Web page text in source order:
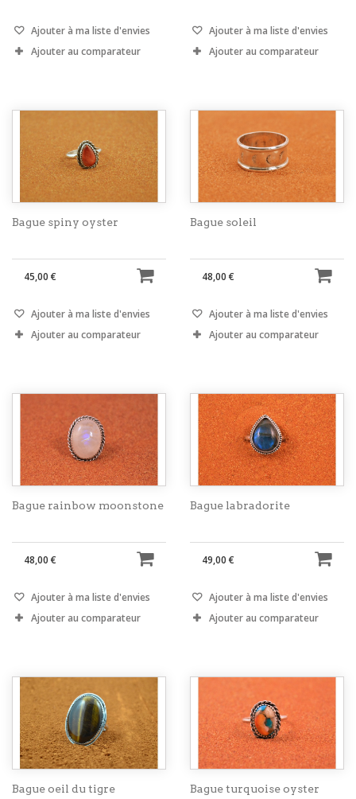
Ajouter à ma liste d'envies
Ajouter au comparateur
Ajouter à ma liste d'envies
Ajouter au comparateur
Bague spiny oyster
45,00 €
Ajouter à ma liste d'envies
Ajouter au comparateur
Bague soleil
48,00 €
Ajouter à ma liste d'envies
Ajouter au comparateur
Bague rainbow moonstone
48,00 €
Ajouter à ma liste d'envies
Ajouter au comparateur
Bague labradorite
49,00 €
Ajouter à ma liste d'envies
Ajouter au comparateur
Bague oeil du tigre
Bague turquoise oyster